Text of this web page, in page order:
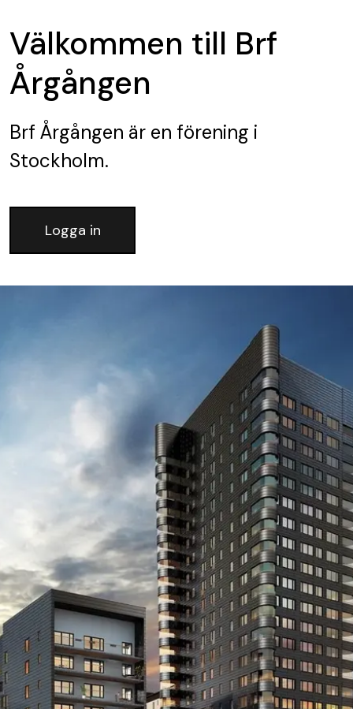
Välkommen till Brf
Årgången
Brf Årgången är en förening i
Stockholm.
Logga in